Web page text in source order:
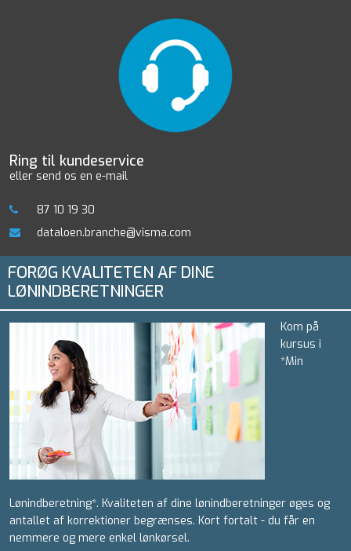
Ring til kundeservice
eller send os en e-mail
87 10 19 30
dataloen.branche@visma.com
FORØG KVALITETEN AF DINE
LØNINDBERETNINGER
Kom på
kursus i
*Min
Lønindberetning*. Kvaliteten af dine lønindberetninger øges og
antallet af korrektioner begrænses. Kort fortalt - du får en
nemmere og mere enkel lønkørsel.